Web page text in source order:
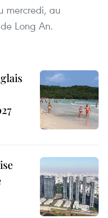
​mercredi, au
Long An.